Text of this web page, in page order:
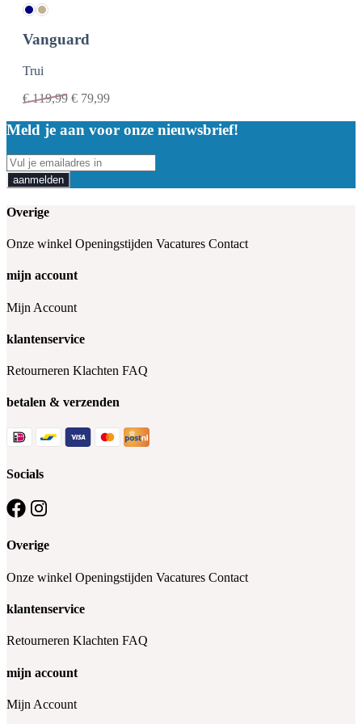
Vanguard
Trui
€119,99 € 79,99
Meld je aan voor onze nieuwsbrief!
aanmelden
Overige
Onze winkel Openingstijden Vacatures Contact
mijn account
Mijn Account
klantenservice
Retourneren Klachten FAQ
betalen & verzenden
Socials
Overige
Onze winkel Openingstijden Vacatures Contact
klantenservice
Retourneren Klachten FAQ
mijn account
Mijn Account